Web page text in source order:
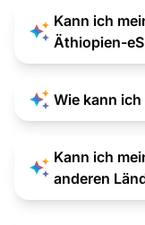
Kann ich
Äthiopien-
Wie kann ich
Kann ich
anderen